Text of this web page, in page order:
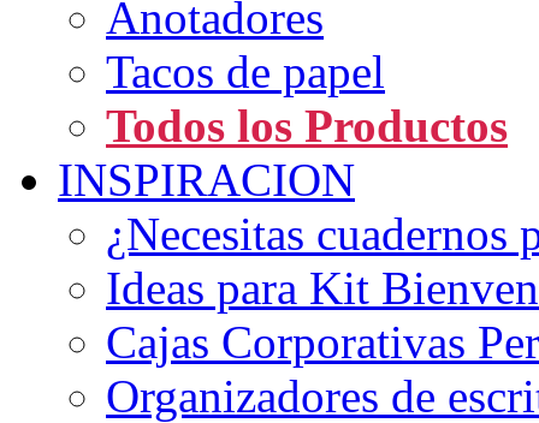
Anotadores
Tacos de papel
Todos los Productos
INSPIRACION
¿Necesitas
Ideas para Kit
Cajas Corporativas
Organizadores de